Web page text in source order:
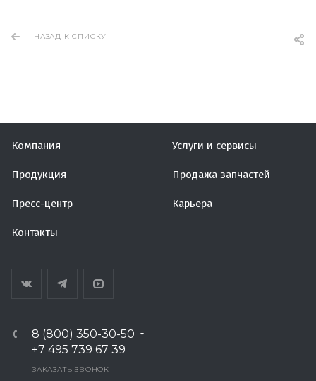
НАЗАД К СПИСКУ
Компания Услуги и сервисы
Продукция Продажа запчастей
Пресс-центр Карьера
Контакты
8 (800) 350-30-50
+7 495 739 67 39
ЗАКАЗАТЬ ЗВОНОК